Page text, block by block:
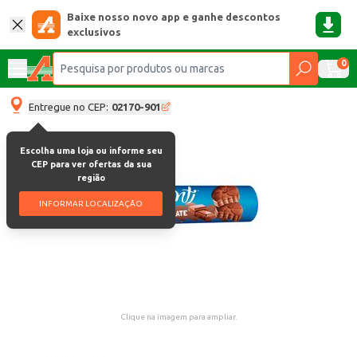
Baixe nosso novo app e ganhe descontos
exclusivos
0
Entregue no CEP: 02170-901
Escolha uma loja ou informe seu
CEP para ver ofertas da sua
região
INFORMAR LOCALIZAÇÃO
Clique na imagem para ampliar.